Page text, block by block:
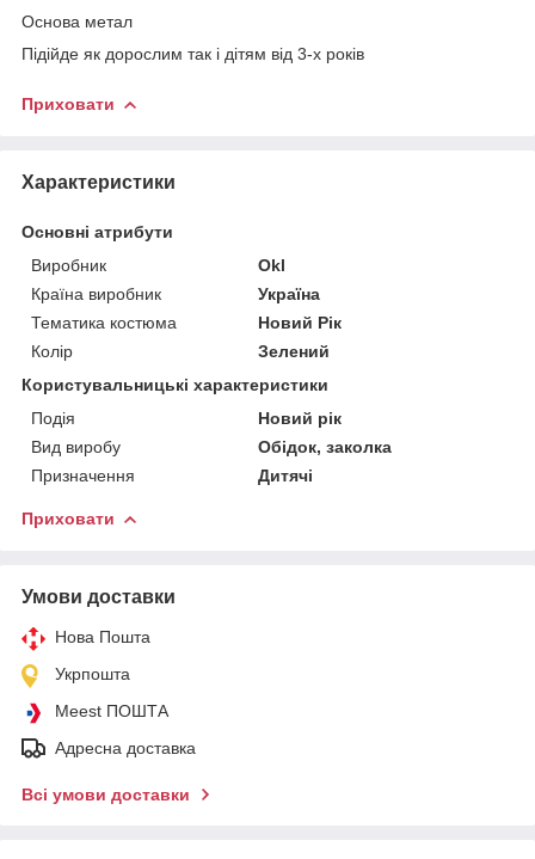
Основа метал
Підійде як дорослим так і дітям від 3-х років
Приховати
Характеристики
Основні атрибути
Виробник
Okl
Країна виробник
Україна
Тематика костюма
Новий Рік
Колір
Зелений
Користувальницькі характеристики
Подія
Новий рік
Вид виробу
Обідок, заколка
Призначення
Дитячі
Приховати
Умови доставки
Нова Пошта
Укрпошта
Meest ПОШТА
Адресна доставка
Всі умови доставки